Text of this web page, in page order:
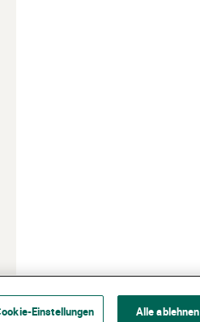
Einstellungen Alle ablehnen